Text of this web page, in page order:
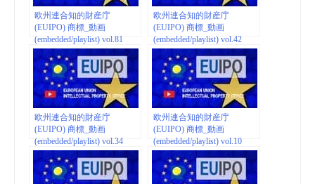
欧州連合知的財産庁
(EUIPO) 商標_動画
(embedded/playlist) vol.81
欧州連合知的財産庁
(EUIPO) 商標_動画
(embedded/playlist) vol.42
欧州連合知的財産庁
(EUIPO) 商標_動画
(embedded/playlist) vol.34
欧州連合知的財産庁
(EUIPO) 商標_動画
(embedded/playlist) vol.10